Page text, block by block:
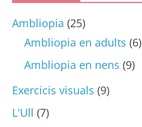
Ambliopia (25)
Ambliopia en adults (6)
Ambliopia en nens (9)
Exercicis visuals (9)
L'Ull (7)